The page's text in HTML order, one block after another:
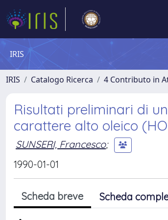
IRIS
IRIS Catalogo Ricerca 4 Contributo in
Risultati preliminari di
carattere alto oleico
SUNSERI, Francesco;
1990-01-01
Scheda breve Scheda